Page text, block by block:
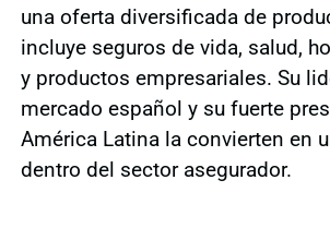
una oferta diversificada de
incluye seguros de vida, salud,
y productos empresariales. Su
mercado español y su fuerte
América Latina la convierten en
dentro del sector asegurador.